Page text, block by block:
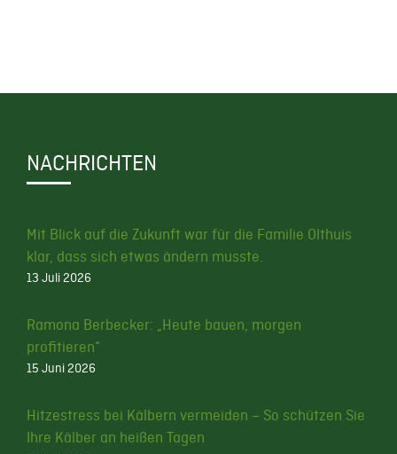
NACHRICHTEN
Mit Blick auf die Zukunft war für die Familie Olthuis
klar, dass sich etwas ändern musste.
13 Juli 2026
Ramona Berbecker: „Heute bauen, morgen
profitieren“
15 Juni 2026
Hitzestress bei Kälbern vermeiden – So schützen Sie
Ihre Kälber an heißen Tagen